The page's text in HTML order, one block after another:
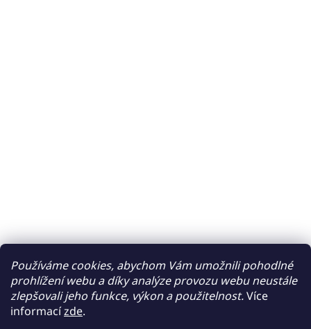
Používáme cookies, abychom Vám umožnili pohodlné
prohlížení webu a díky analýze provozu webu neustále
zlepšovali jeho funkce, výkon a použitelnost.Více
informacízde.